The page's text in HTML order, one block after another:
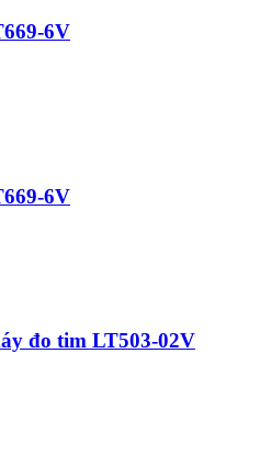
6V
6V
đo tim LT503-02V